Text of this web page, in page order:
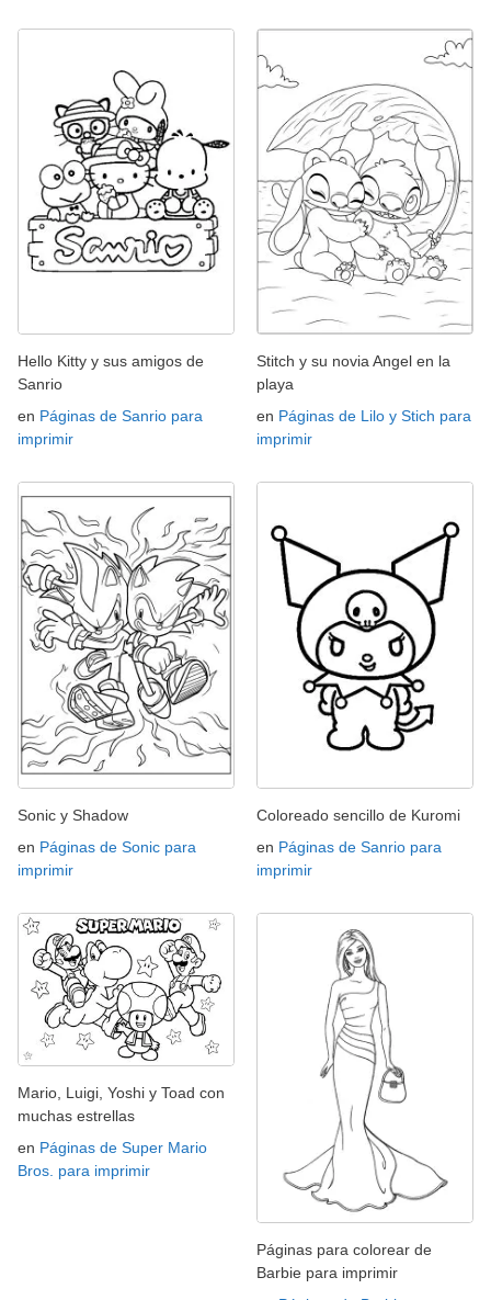
Hello Kitty y sus amigos de
Sanrio
en Páginas de Sanrio para
imprimir
Stitch y su novia Angel en la
playa
en Páginas de Lilo y Stich para
imprimir
Sonic y Shadow
en Páginas de Sonic para
imprimir
Coloreado sencillo de Kuromi
en Páginas de Sanrio para
imprimir
Mario, Luigi, Yoshi y Toad con
muchas estrellas
en Páginas de Super Mario
Bros. para imprimir
Páginas para colorear de
Barbie para imprimir